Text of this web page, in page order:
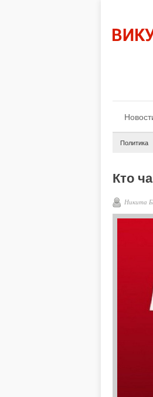
Политика
Кто
Никита